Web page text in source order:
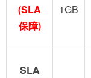
(SLA
保障)
1GB
SLA